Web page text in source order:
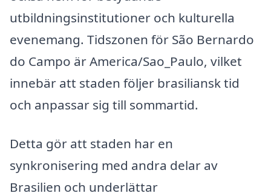
utbildningsinstitutioner och kulturella
evenemang. Tidszonen för São Bernardo
do Campo är America/Sao_Paulo, vilket
innebär att staden följer brasiliansk tid
och anpassar sig till sommartid.
Detta gör att staden har en
synkronisering med andra delar av
Brasilien och underlättar